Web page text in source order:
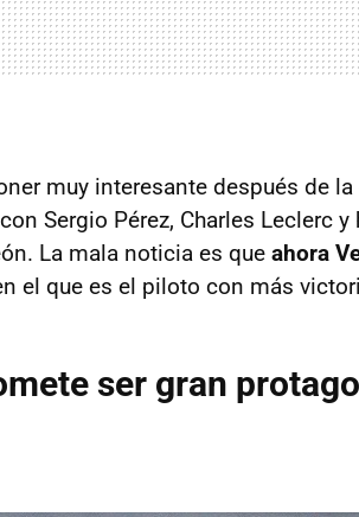
muy interesante después de
Sergio Pérez, Charles Leclerc y
La mala noticia es que ahora
el que es el piloto con más
ser gran